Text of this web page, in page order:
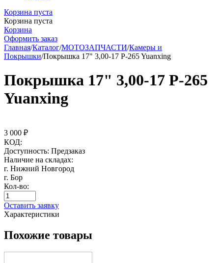
Корзина пуста
Корзина пуста
Корзина
Оформить заказ
Главная/Каталог/МОТОЗАПЧАСТИ/Камеры и
Покрышки/Покрышка 17" 3,00-17 P-265 Yuanxing
Покрышка 17" 3,00-17 P-265
Yuanxing
3 000 ₽
КОД:
Доступность: Предзаказ
Наличие на складах:
г. Нижний Новгород
г. Бор
Кол-во:
Оставить заявку
Характеристики
Похожие товары